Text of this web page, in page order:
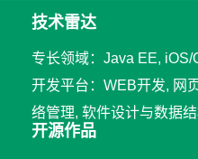
技术雷达
专长领域：Java EE,
开发平台：WEB开发, 网
络管理, 软件设计与数据
开源作品